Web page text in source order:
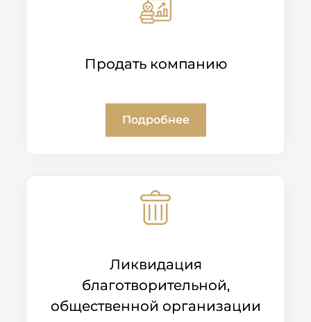
Продать компанию
Подробнее
Ликвидация
благотворительной,
общественной организации